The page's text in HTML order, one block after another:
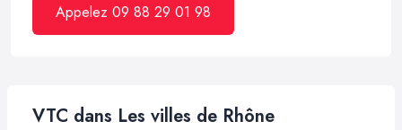
Appelez 09 88 29 01 98
VTC dans Les villes de Rhône